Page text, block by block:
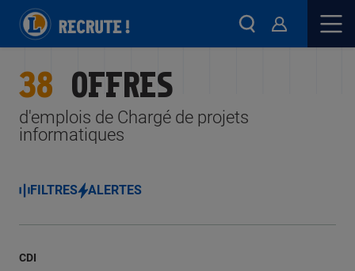
38 OFFRES
d'emplois de Chargé de projets
informatiques
FILTRES ALERTES
CDI